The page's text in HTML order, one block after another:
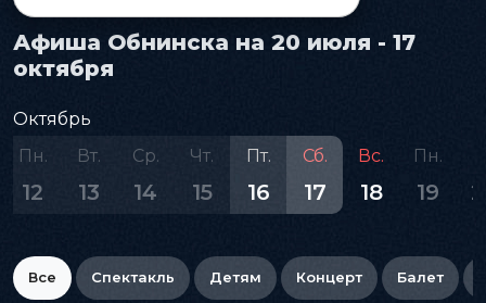
Афиша Обнинска на 20 июля - 17
октября
Октябрь
Пн.
12
Вт.
13
Ср.
14
Чт.
15
Пт.
16
Сб.
17
Вс.
18
Пн.
19
Все Спектакль Детям Концерт Балет